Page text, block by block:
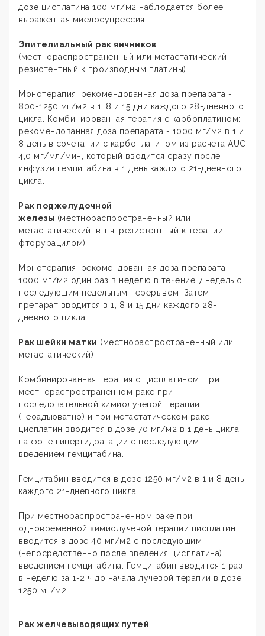
дозе цисплатина 100 мг/м2 наблюдается более
выраженная миелосупрессия.
Эпителиальный рак яичников
(местнораспространенный или метастатический,
резистентный к производным платины)
Монотерапия: рекомендованная доза препарата -
800-1250 мг/м2 в 1, 8 и 15 дни каждого 28-дневного
цикла. Комбинированная терапия с карбоплатином:
рекомендованная доза препарата - 1000 мг/м2 в 1 и
8 день в сочетании с карбоплатином из расчета AUC
4,0 мг/мл/мин, который вводится сразу после
инфузии гемцитабина в 1 день каждого 21-дневного
цикла.
Рак поджелудочной
железы (местнораспространенный или
метастатический, в т.ч. резистентный к терапии
фторурацилом)
Монотерапия: рекомендованная доза препарата -
1000 мг/м2 один раз в неделю в течение 7 недель с
последующим недельным перерывом. Затем
препарат вводится в 1, 8 и 15 дни каждого 28-
дневного цикла.
Рак шейки матки (местнораспространенный или
метастатический)
Комбинированная терапия с цисплатином: при
местнораспространенном раке при
последовательной химиолучевой терапии
(неоадъюватно) и при метастатическом раке
цисплатин вводится в дозе 70 мг/м2 в 1 день цикла
на фоне гипергидратации с последующим
введением гемцитабина.
Гемцитабин вводится в дозе 1250 мг/м2 в 1 и 8 день
каждого 21-дневного цикла.
При местнораспространенном раке при
одновременной химиолучевой терапии цисплатин
вводится в дозе 40 мг/м2 с последующим
(непосредственно после введения цисплатина)
введением гемцитабина. Гемцитабин вводится 1 раз
в неделю за 1-2 ч до начала лучевой терапии в дозе
1250 мг/м2.
Рак желчевыводящих путей